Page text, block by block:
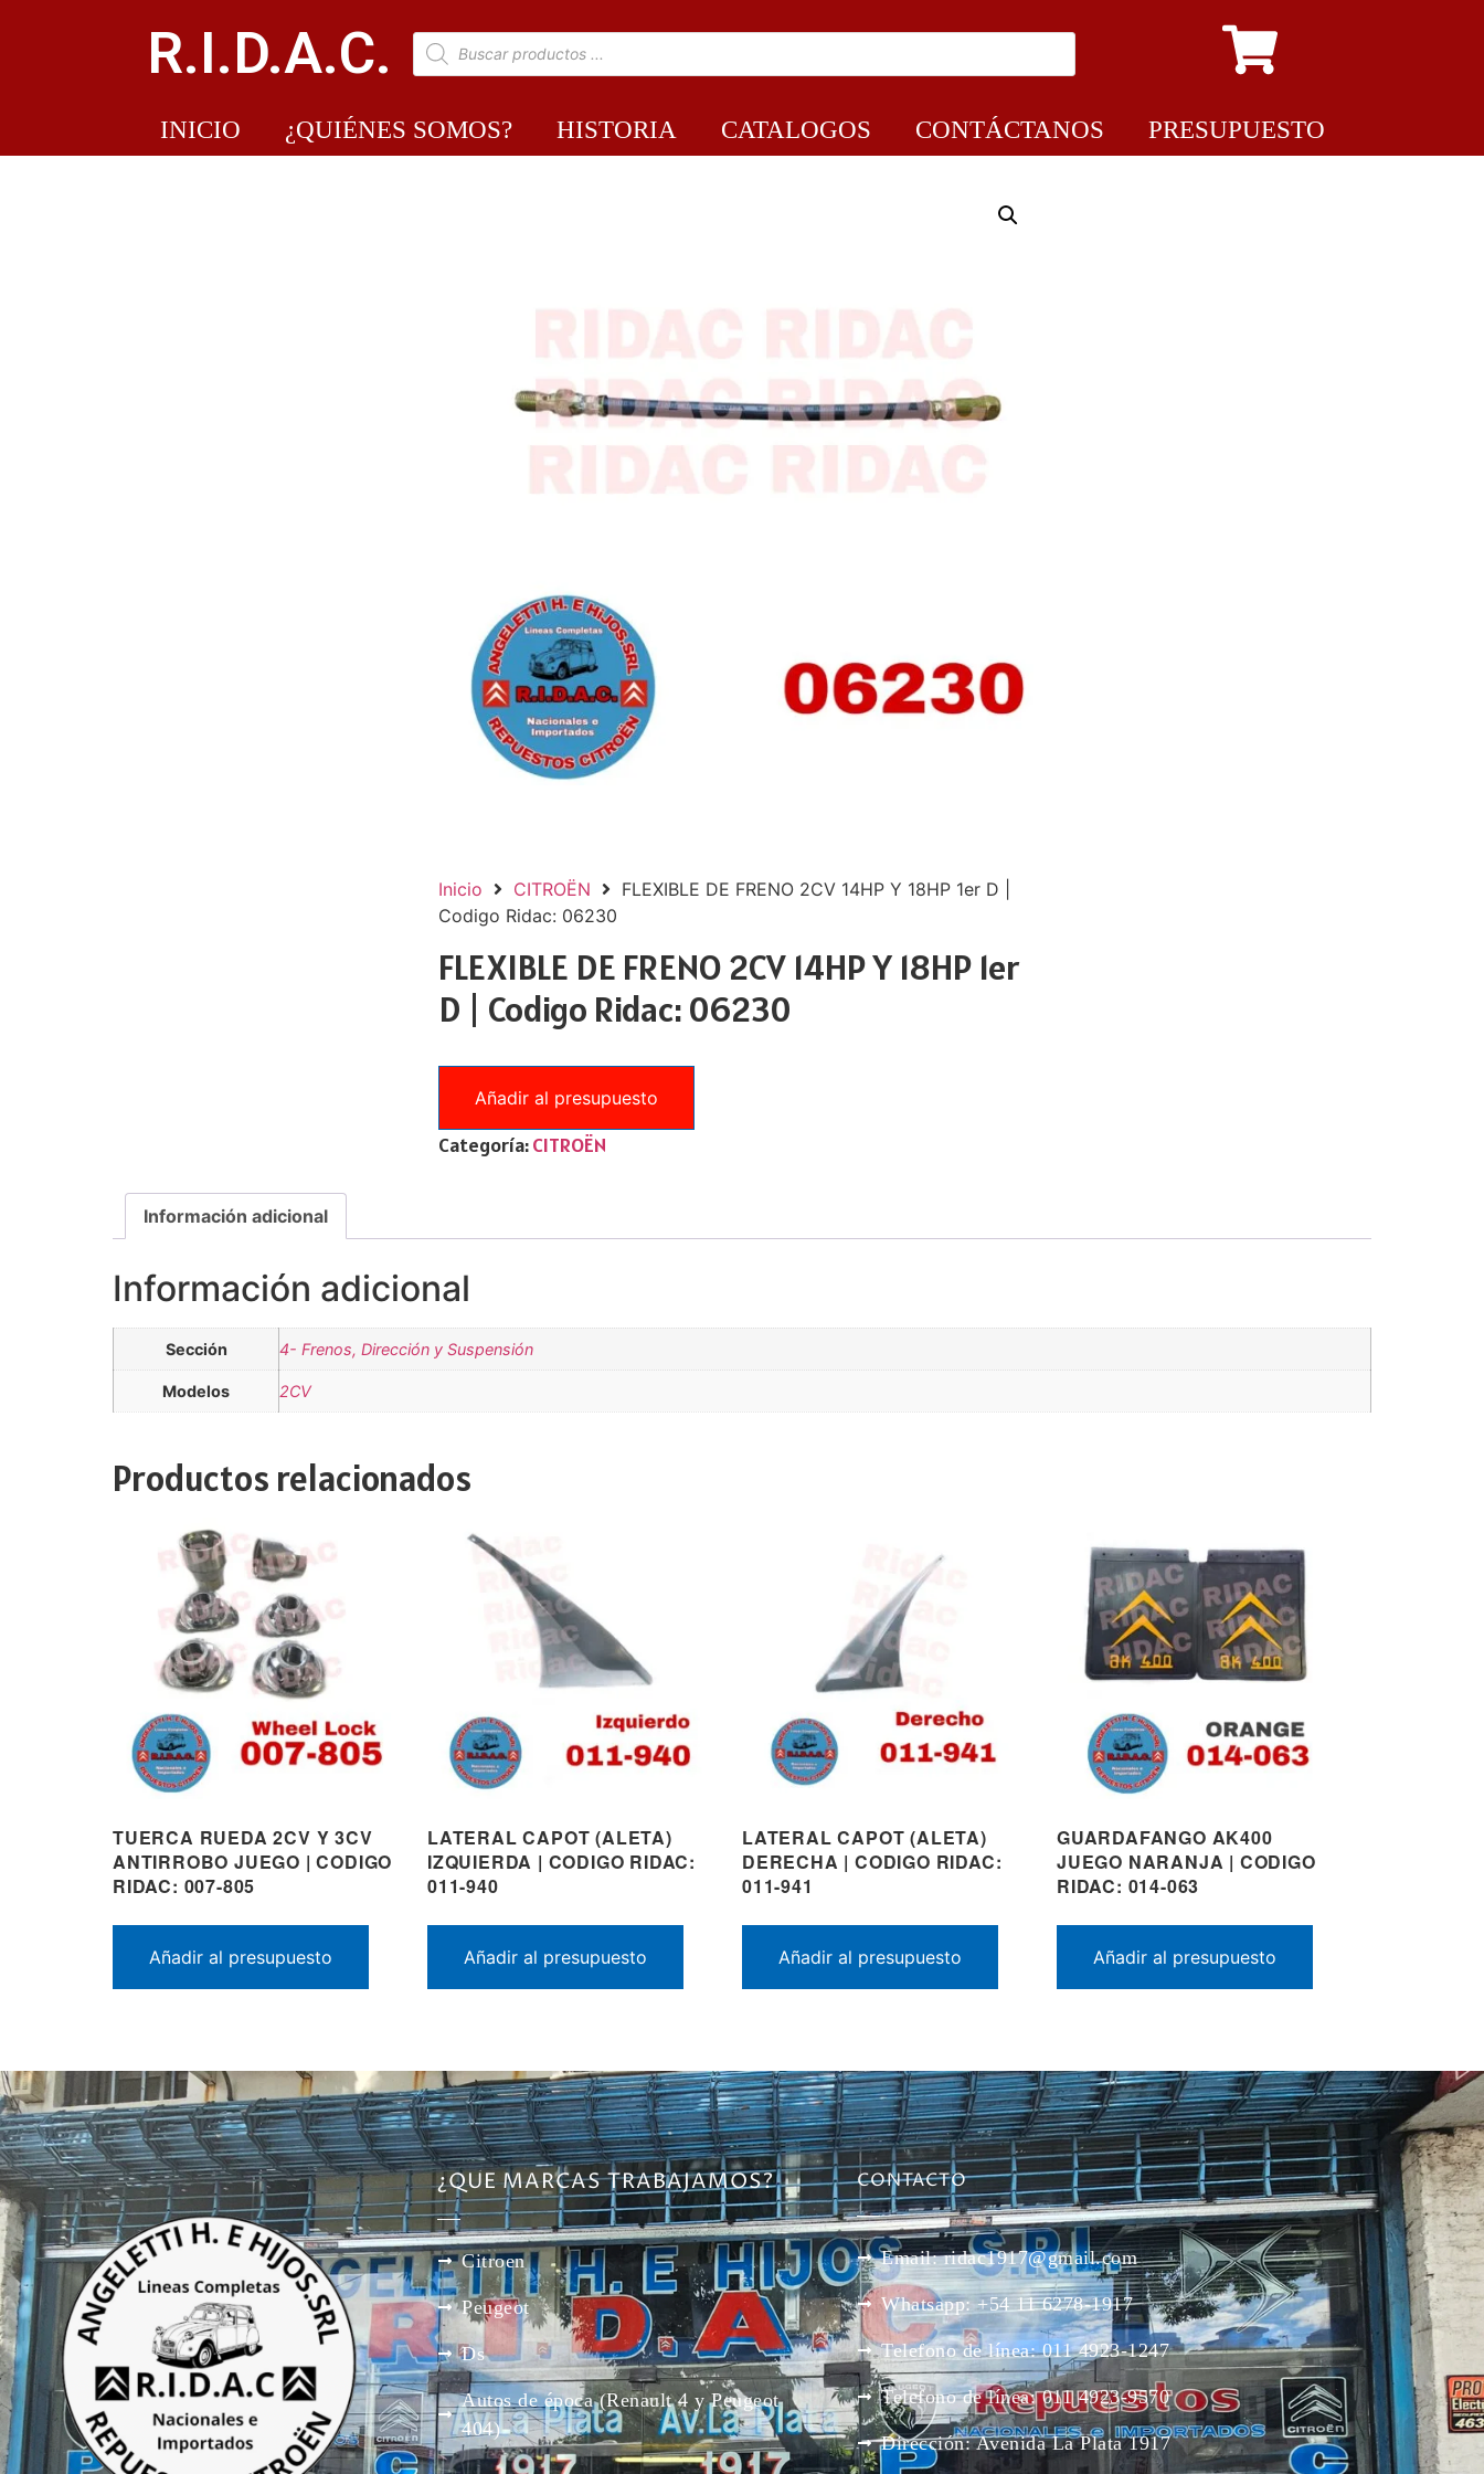
R.I.D.A.C.
INICIO ¿QUIÉNES SOMOS? HISTORIA CATALOGOS CONTÁCTANOS PRESUPUESTO
Inicio CITROËN
FLEXIBLE DE FRENO 2CV 14HP Y 18HP 1er D |
Codigo Ridac: 06230
FLEXIBLE DE FRENO 2CV 14HP Y 18HP 1er
D | Codigo Ridac: 06230
Añadir al presupuesto
Categoría:CITROËN
Información adicional
Información adicional
Sección 4- Frenos, Dirección y Suspensión
Modelos 2CV
Productos relacionados
TUERCA RUEDA 2CV Y 3CV
ANTIRROBO JUEGO | CODIGO
RIDAC: 007-805
Añadir al presupuesto
LATERAL CAPOT (ALETA)
IZQUIERDA | CODIGO RIDAC:
011-940
Añadir al presupuesto
LATERAL CAPOT (ALETA)
DERECHA | CODIGO RIDAC:
011-941
Añadir al presupuesto
GUARDAFANGO AK400
JUEGO NARANJA | CODIGO
RIDAC: 014-063
Añadir al presupuesto
¿QUE MARCAS TRABAJAMOS?
Citroen
Peugeot
Ds
Autos de época (Renault 4 y Peugeot
404)
CONTACTO
Email: ridac1917@gmail.com
Whatsapp: +54 11 6278-1917
Telefono de línea: 011 4923-1247
Telefono de línea: 011 4923-9570
Dirección: Avenida La Plata 1917